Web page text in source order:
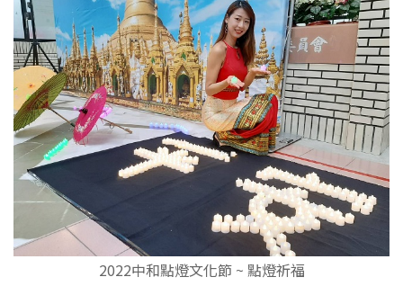
2022中和點燈文化節 ~ 點燈祈福